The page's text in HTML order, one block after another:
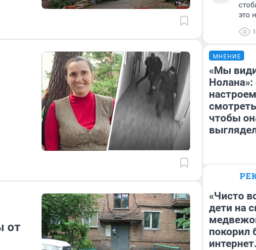
от
это
МНЕНИЕ
«Мы
чтобы
«Чисто
дети на
покорил